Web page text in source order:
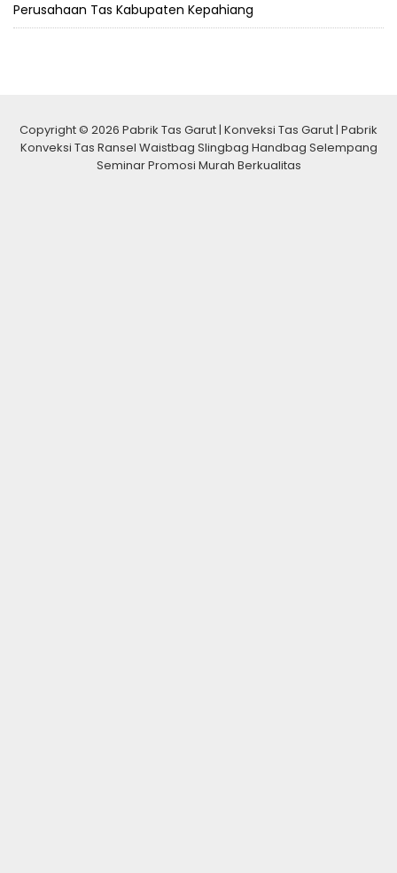
Perusahaan Tas Kabupaten Kepahiang
Copyright © 2026 Pabrik Tas Garut | Konveksi Tas Garut | Pabrik
Konveksi Tas Ransel Waistbag Slingbag Handbag Selempang
Seminar Promosi Murah Berkualitas